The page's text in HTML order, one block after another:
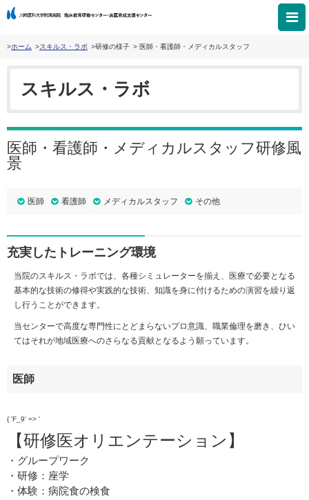
ホーム スキルス・ラボ 研修の様子 医師・看護師・メディカルスタッフ
スキルス・ラボ
医師・看護師・メディカルスタッフ研修風
景
医師 看護師 メディカルスタッフ その他
充実したトレーニング環境
当院のスキルス・ラボでは、各種シミュレーターを揃え、医療で必要となる
基本的な技術の修得や実践的な技術、知識を身に付けるための演習を繰り返
し行うことができます。
当センターで高度な専門性にとどまらないプロ意識、職業倫理を磨き、ひい
てはそれが地域医療へのさらなる貢献となるよう願っています。
医師
{ 'F_9' => '
【研修医オリエンテーション】
・グループワーク
・研修：座学
・体験：病院食の検食